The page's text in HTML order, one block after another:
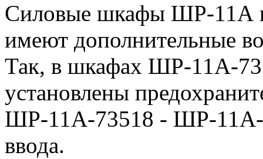
Силовые шкафы ШР-11А
имеют дополнительные
Так, в шкафах ШР-11А-
установлены
ШР-11А-73518 - ШР-11А-
ввода.